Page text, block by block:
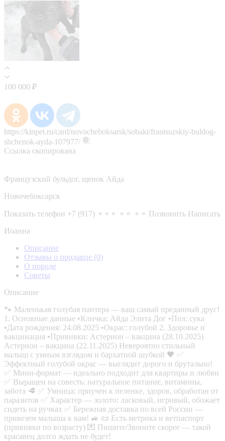
100 000 ₽
https://kinpet.ru/card/novocheboksarsk/sobaki/frantsuzskiy-buldog-
shchenok-ayda-107977/
Ссылка скопирована
Французский бульдог, щенок Айда
Новочебоксарск
Показать телефон +7 (917) ⚬⚬⚬ ⚬⚬ ⚬⚬ Позвонить Написать
Иоанна
Описание
Отзывы о продавце (0)
О породе
Советы
Описание
🐾 Маленькая голубая пантера — ваш самый преданный друг!
1. Основные данные •Кличка: Айда Элита Дог •Пол: сука
•Дата рождения: 24.08.2025 •Окрас: голубой 2. Здоровье и
вакцинация •Прививки: Астерион – вакцина (28.10.2025)
Астерион – вакцина (22.11.2025) Невероятно стильный
малыш с умным взглядом и бархатной шубкой 🖤 ✅
Эффектный голубой окрас — выглядит дорого и брутально!
✅ Мини-формат — идеально подходит для квартиры и любви
✅ Выращен на совесть: натуральное питание, витамины,
забота 🥩 ✅ Умница: приучен к пеленке, здоров, обработан от
паразитов ✅ Характер — золото: ласковый, игривый, обожает
сидеть на ручках ✅ Бережная доставка по всей России —
привезем малыша к вам! 🚙 📜 Есть метрика и ветпаспорт
(прививки по возрасту) 💌 Пишите/Звоните скорее — такой
красавец долго ждать не будет!